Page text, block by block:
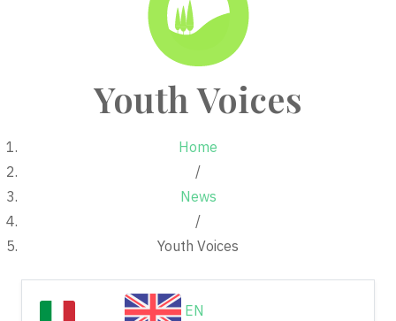
Youth Voices
Home
/
News
/
Youth Voices
EN